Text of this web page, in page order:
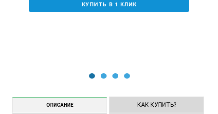
КУПИТЬ В 1 КЛИК
ОПИСАНИЕ КАК КУПИТЬ?